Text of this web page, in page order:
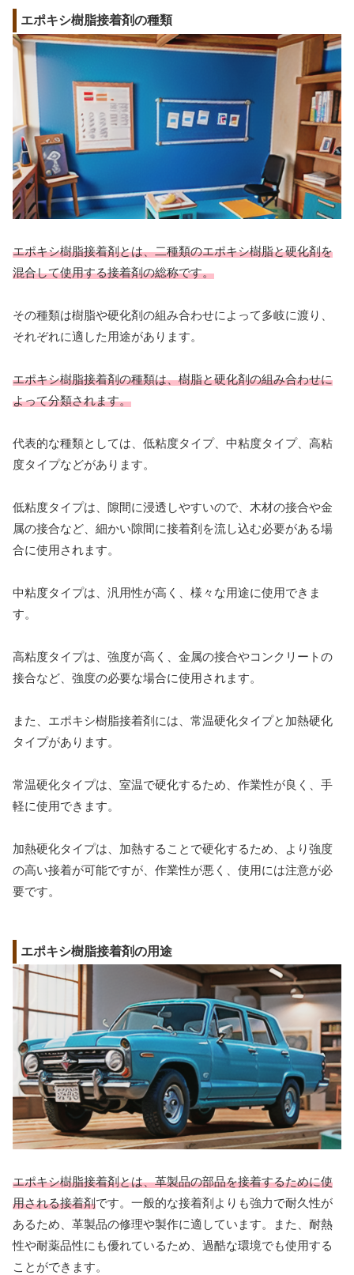
エポキシ樹脂接着剤の種類
エポキシ樹脂接着剤とは、二種類のエポキシ樹脂と硬化剤を
混合して使用する接着剤の総称です。
その種類は樹脂や硬化剤の組み合わせによって多岐に渡り、
それぞれに適した用途があります。
エポキシ樹脂接着剤の種類は、樹脂と硬化剤の組み合わせに
よって分類されます。
代表的な種類としては、低粘度タイプ、中粘度タイプ、高粘
度タイプなどがあります。
低粘度タイプは、隙間に浸透しやすいので、木材の接合や金
属の接合など、細かい隙間に接着剤を流し込む必要がある場
合に使用されます。
中粘度タイプは、汎用性が高く、様々な用途に使用できま
す。
高粘度タイプは、強度が高く、金属の接合やコンクリートの
接合など、強度の必要な場合に使用されます。
また、エポキシ樹脂接着剤には、常温硬化タイプと加熱硬化
タイプがあります。
常温硬化タイプは、室温で硬化するため、作業性が良く、手
軽に使用できます。
加熱硬化タイプは、加熱することで硬化するため、より強度
の高い接着が可能ですが、作業性が悪く、使用には注意が必
要です。
エポキシ樹脂接着剤の用途
エポキシ樹脂接着剤とは、革製品の部品を接着するために使
用される接着剤です。一般的な接着剤よりも強力で耐久性が
あるため、革製品の修理や製作に適しています。また、耐熱
性や耐薬品性にも優れているため、過酷な環境でも使用する
ことができます。